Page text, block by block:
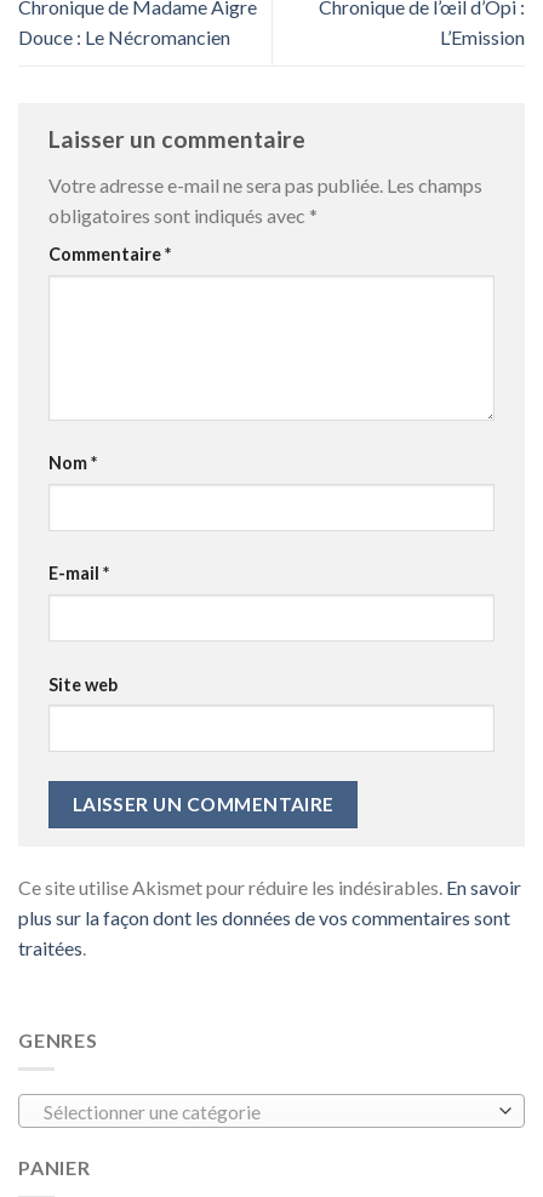
Chronique de Madame Aigre
Douce : Le Nécromancien
Chronique de l’œil d’Opi :
L’Emission
Laisser un commentaire
Votre adresse e-mail ne sera pas publiée. Les champs
obligatoires sont indiqués avec *
Commentaire*
Nom*
E-mail *
Site web
Ce site utilise Akismet pour réduire les indésirables. En savoir
plus sur la façon dont les données de vos commentaires sont
traitées.
GENRES
Sélectionner une catégorie
PANIER